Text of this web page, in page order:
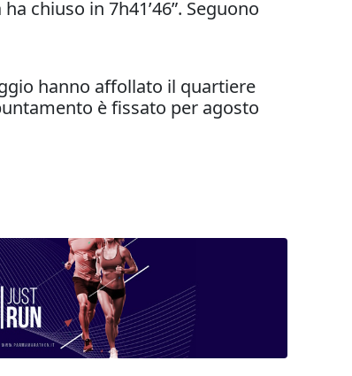
chiuso in 7h41’46”. Seguono
hanno affollato il quartiere
è fissato per agosto